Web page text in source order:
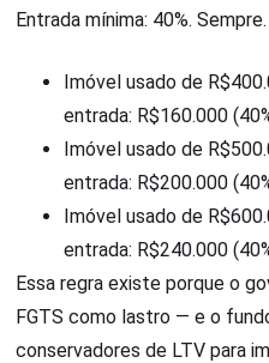
Entrada mínima: 40%. Sempre.
Imóvel usado de
entrada: R$160.000
Imóvel usado de
entrada: R$200.000
Imóvel usado de
entrada: R$240.000
Essa regra existe porque o
FGTS como lastro — e o
conservadores de LTV para